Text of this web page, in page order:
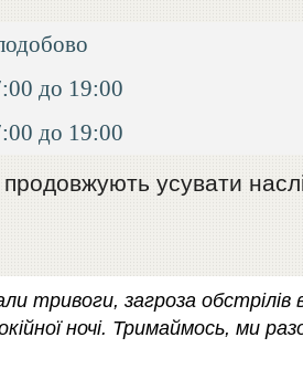
до 19:00
до 19:00
усувати
тривоги, загроза
ночі. Тримаймось, ми